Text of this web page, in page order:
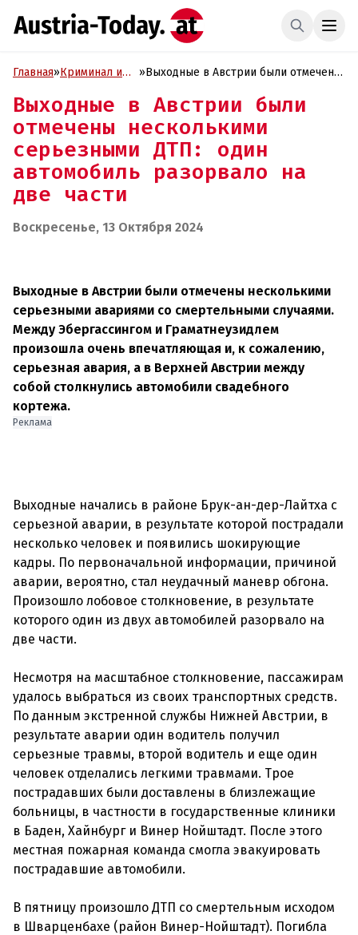
Главная»Криминал и
»Выходные в Австрии были отмечены
автомобиль разорвало на две части
Выходные в Австрии были
отмечены несколькими
серьезными ДТП: один
автомобиль разорвало на
две части
Воскресенье, 13 Октября 2024
Выходные в Австрии были отмечены несколькими
серьезными авариями со смертельными случаями.
Между Эбергассингом и Граматнеузидлем
произошла очень впечатляющая и, к сожалению,
серьезная авария, а в Верхней Австрии между
собой столкнулись автомобили свадебного
кортежа.
Реклама
Выходные начались в районе Брук-ан-дер-Лайтха с
серьезной аварии, в результате которой пострадали
несколько человек и появились шокирующие
кадры. По первоначальной информации, причиной
аварии, вероятно, стал неудачный маневр обгона.
Произошло лобовое столкновение, в результате
которого один из двух автомобилей разорвало на
две части.
Несмотря на масштабное столкновение, пассажирам
удалось выбраться из своих транспортных средств.
По данным экстренной службы Нижней Австрии, в
результате аварии один водитель получил
серьезные травмы, второй водитель и еще один
человек отделались легкими травмами. Трое
пострадавших были доставлены в близлежащие
больницы, в частности в государственные клиники
в Баден, Хайнбург и Винер Нойштадт. После этого
местная пожарная команда смогла эвакуировать
пострадавшие автомобили.
В пятницу произошло ДТП со смертельным исходом
в Шварценбахе (район Винер-Нойштадт). Погибла